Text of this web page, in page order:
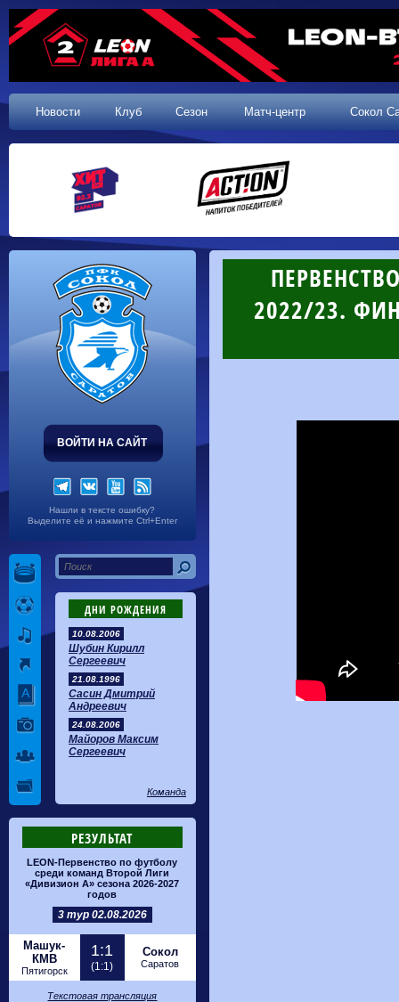
Новости Клуб Сезон Матч-центр Сокол
ВОЙТИ НА САЙТ
Нашли в тексте ошибку?
Выделите её и нажмите Ctrl+Enter
ДНИ РОЖДЕНИЯ
10.08.2006
Шубин Кирилл
Сергеевич
21.08.1996
Сасин Дмитрий
Андреевич
24.08.2006
Майоров Максим
Сергеевич
Команда
РЕЗУЛЬТАТ
LEON-Первенство по футболу
среди команд Второй Лиги
«Дивизион А» сезона 2026-2027
годов
3 тур 02.08.2026
Машук-
КМВ
Пятигорск
1:1
(1:1)
Сокол
Саратов
Текстовая трансляция
2022/23.